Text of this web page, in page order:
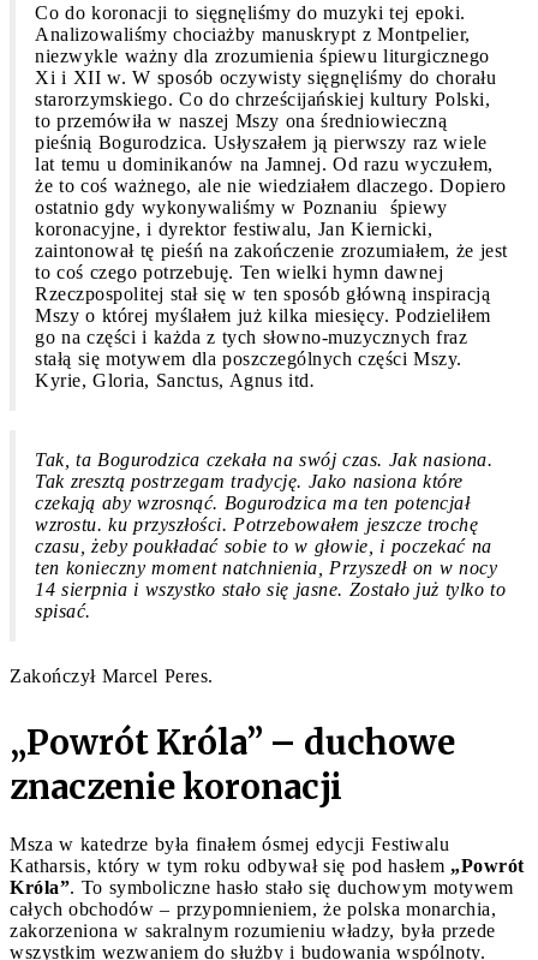
Co do koronacji to sięgnęliśmy do muzyki tej epoki.
Analizowaliśmy chociażby manuskrypt z Montpelier,
niezwykle ważny dla zrozumienia śpiewu liturgicznego
Xi i XII w. W sposób oczywisty sięgnęliśmy do chorału
starorzymskiego. Co do chrześcijańskiej kultury Polski,
to przemówiła w naszej Mszy ona średniowieczną
pieśnią Bogurodzica. Usłyszałem ją pierwszy raz wiele
lat temu u dominikanów na Jamnej. Od razu wyczułem,
że to coś ważnego, ale nie wiedziałem dlaczego. Dopiero
ostatnio gdy wykonywaliśmy w Poznaniu śpiewy
koronacyjne, i dyrektor festiwalu, Jan Kiernicki,
zaintonował tę pieśń na zakończenie zrozumiałem, że jest
to coś czego potrzebuję. Ten wielki hymn dawnej
Rzeczpospolitej stał się w ten sposób główną inspiracją
Mszy o której myślałem już kilka miesięcy. Podzieliłem
go na części i każda z tych słowno-muzycznych fraz
stałą się motywem dla poszczególnych części Mszy.
Kyrie, Gloria, Sanctus, Agnus itd.
Tak, ta Bogurodzica czekała na swój czas. Jak nasiona.
Tak zresztą postrzegam tradycję. Jako nasiona które
czekają aby wzrosnąć. Bogurodzica ma ten potencjał
wzrostu. ku przyszłości. Potrzebowałem jeszcze trochę
czasu, żeby poukładać sobie to w głowie, i poczekać na
ten konieczny moment natchnienia, Przyszedł on w nocy
14 sierpnia i wszystko stało się jasne. Zostało już tylko to
spisać.
Zakończył Marcel Peres.
„Powrót Króla” – duchowe
znaczenie koronacji
Msza w katedrze była finałem ósmej edycji Festiwalu
Katharsis, który w tym roku odbywał się pod hasłem „Powrót
Króla”. To symboliczne hasło stało się duchowym motywem
całych obchodów – przypomnieniem, że polska monarchia,
zakorzeniona w sakralnym rozumieniu władzy, była przede
wszystkim wezwaniem do służby i budowania wspólnoty.